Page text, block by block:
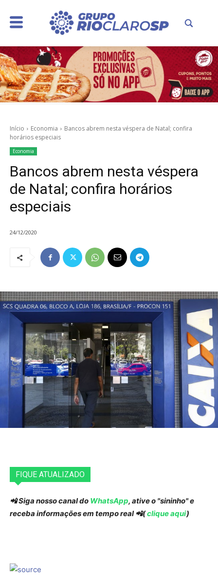
Início Economia
Bancos abrem nesta véspera de Natal; confira
horários especiais
Economia
Bancos abrem nesta véspera
de Natal; confira horários
especiais
24/12/2020
FIQUE ATUALIZADO
📲 Siga nosso canal do WhatsApp, ative o "sininho" e
receba informações em tempo real 📲(clique aqui)